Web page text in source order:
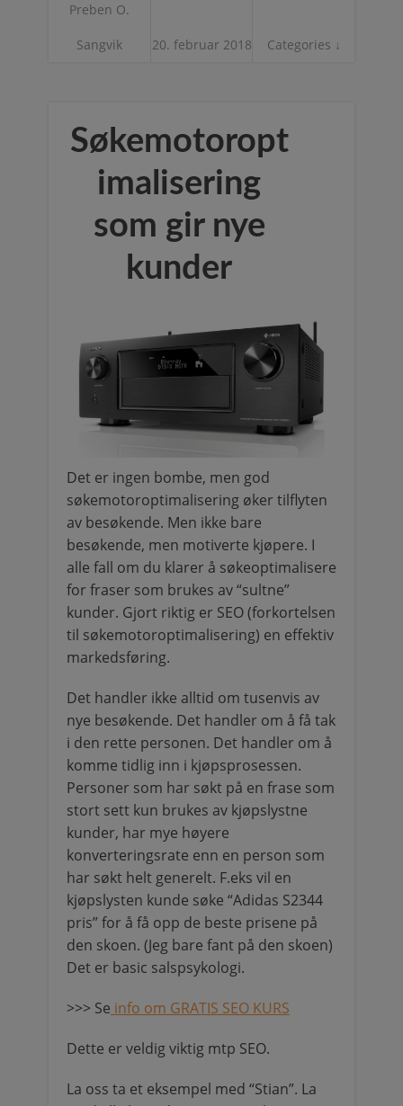
Preben O.
Sangvik 20. februar 2018 Categories ↓
Søkemotoropt
imalisering
som gir nye
kunder
Det er ingen bombe, men god
søkemotoroptimalisering øker tilflyten
av besøkende. Men ikke bare
besøkende, men motiverte kjøpere. I
alle fall om du klarer å søkeoptimalisere
for fraser som brukes av “sultne”
kunder. Gjort riktig er SEO (forkortelsen
til søkemotoroptimalisering) en effektiv
markedsføring.
Det handler ikke alltid om tusenvis av
nye besøkende. Det handler om å få tak
i den rette personen. Det handler om å
komme tidlig inn i kjøpsprosessen.
Personer som har søkt på en frase som
stort sett kun brukes av kjøpslystne
kunder, har mye høyere
konverteringsrate enn en person som
har søkt helt generelt. F.eks vil en
kjøpslysten kunde søke “Adidas S2344
pris” for å få opp de beste prisene på
den skoen. (Jeg bare fant på den skoen)
Det er basic salspsykologi.
>>> Se info om GRATIS SEO KURS
Dette er veldig viktig mtp SEO.
La oss ta et eksempel med “Stian”. La